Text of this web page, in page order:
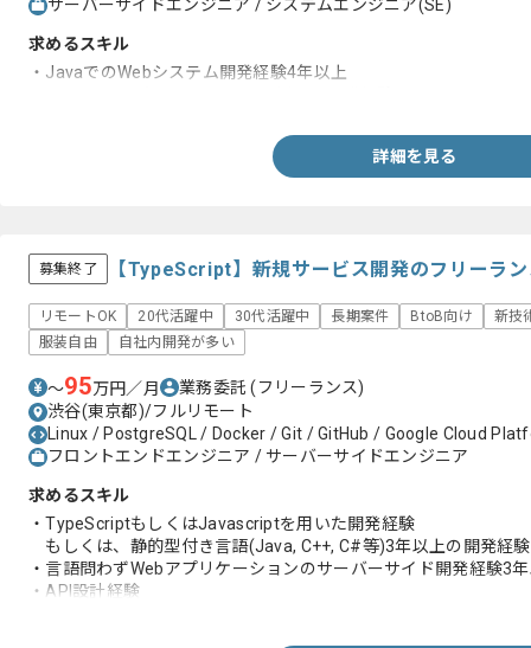
サーバーサイドエンジニア / システムエンジニア(SE)
求めるスキル
・JavaでのWebシステム開発経験4年以上
詳細を見る
募集終了 【TypeScript】新規サービス開発のフリーラ
リモートOK 20代活躍中 30代活躍中 長期案件 BtoB向け
新技
服装自由
自社内開発が多い
〜95万円／月 業務委託(フリーランス)
渋谷(東京都)/フルリモート
Linux / PostgreSQL / Docker / Git / GitHub / Google Cloud
フロントエンドエンジニア / サーバーサイドエンジニア
求めるスキル
・TypeScriptもしくはJavascriptを用いた開発経験
もしくは、静的型付き言語(Java, C++, C#等)3年以上の開発経験
・言語問わずWebアプリケーションのサーバーサイド開発経験3
・API設計経験